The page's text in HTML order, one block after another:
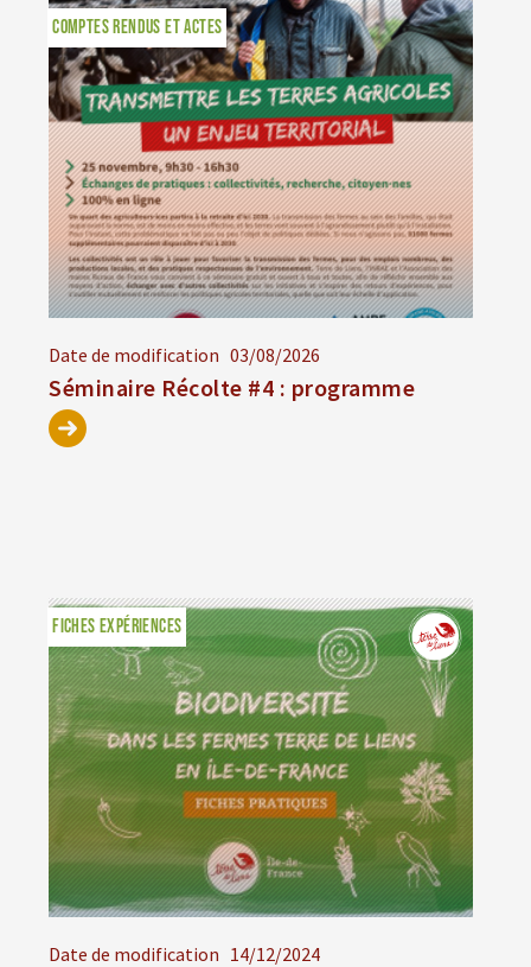
Date de modification 03/08/2026
Séminaire Récolte #4 : programme
COMPTES RENDUS ET ACTES
Date de modification 14/12/2024
FICHES EXPÉRIENCES